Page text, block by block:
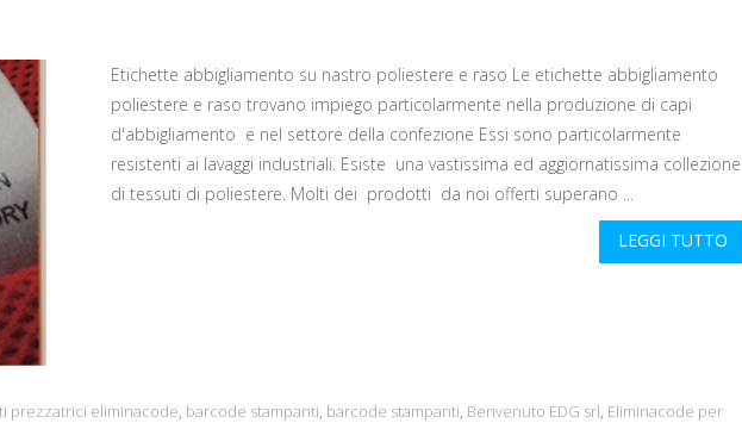
Etichette abbigliamento su nastro poliestere e raso Le etichette abbigliamento
poliestere e raso trovano impiego particolarmente nella produzione di capi
d'abbigliamento e nel settore della confezione Essi sono particolarmente
resistenti ai lavaggi industriali. Esiste una vastissima ed aggiornatissima collezione
di tessuti di poliestere. Molti dei prodotti da noi offerti superano ...
LEGGI TUTTO
prezzatrici eliminacode barcode stampanti barcode stampanti Benvenuto EDG srl Eliminacode per